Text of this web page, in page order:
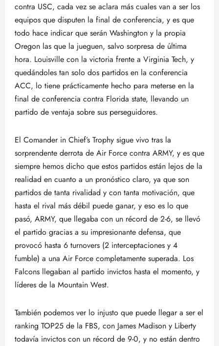
contra USC, cada vez se aclara más cuales van a ser los
equipos que disputen la final de conferencia, y es que
todo hace indicar que serán Washington y la propia
Oregon las que la jueguen, salvo sorpresa de última
hora. Louisville con la victoria frente a Virginia Tech, y
quedándoles tan solo dos partidos en la conferencia
ACC, lo tiene prácticamente hecho para meterse en la
final de conferencia contra Florida state, llevando un
partido de ventaja sobre sus perseguidores.
El Comander in Chief’s Trophy sigue vivo tras la
sorprendente derrota de Air Force contra ARMY, y es que
siempre hemos dicho que estos partidos están lejos de la
realidad en cuanto a un pronóstico claro, ya que son
partidos de tanta rivalidad y con tanta motivación, que
hasta el rival más débil puede ganar, y eso es lo que
pasó, ARMY, que llegaba con un récord de 2-6, se llevó
el partido gracias a su impresionante defensa, que
provocó hasta 6 turnovers (2 interceptaciones y 4
fumble) a una Air Force completamente superada. Los
Falcons llegaban al partido invictos hasta el momento, y
líderes de la Mountain West.
También podemos ver lo injusto que puede llegar a ser el
ranking TOP25 de la FBS, con James Madison y Liberty
todavía invictos con un récord de 9-0, y no están dentro